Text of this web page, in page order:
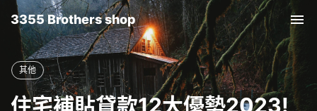
3355 Brothers shop
其他
住宅補貼貸款12大優勢2023!